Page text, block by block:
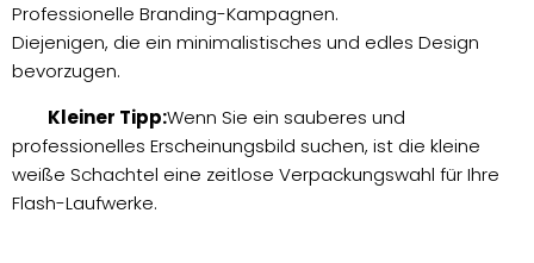
Professionelle Branding-Kampagnen.
Diejenigen, die ein minimalistisches und edles Design
bevorzugen.
Kleiner Tipp:Wenn Sie ein sauberes und
professionelles Erscheinungsbild suchen, ist die kleine
weiße Schachtel eine zeitlose Verpackungswahl für Ihre
Flash-Laufwerke.